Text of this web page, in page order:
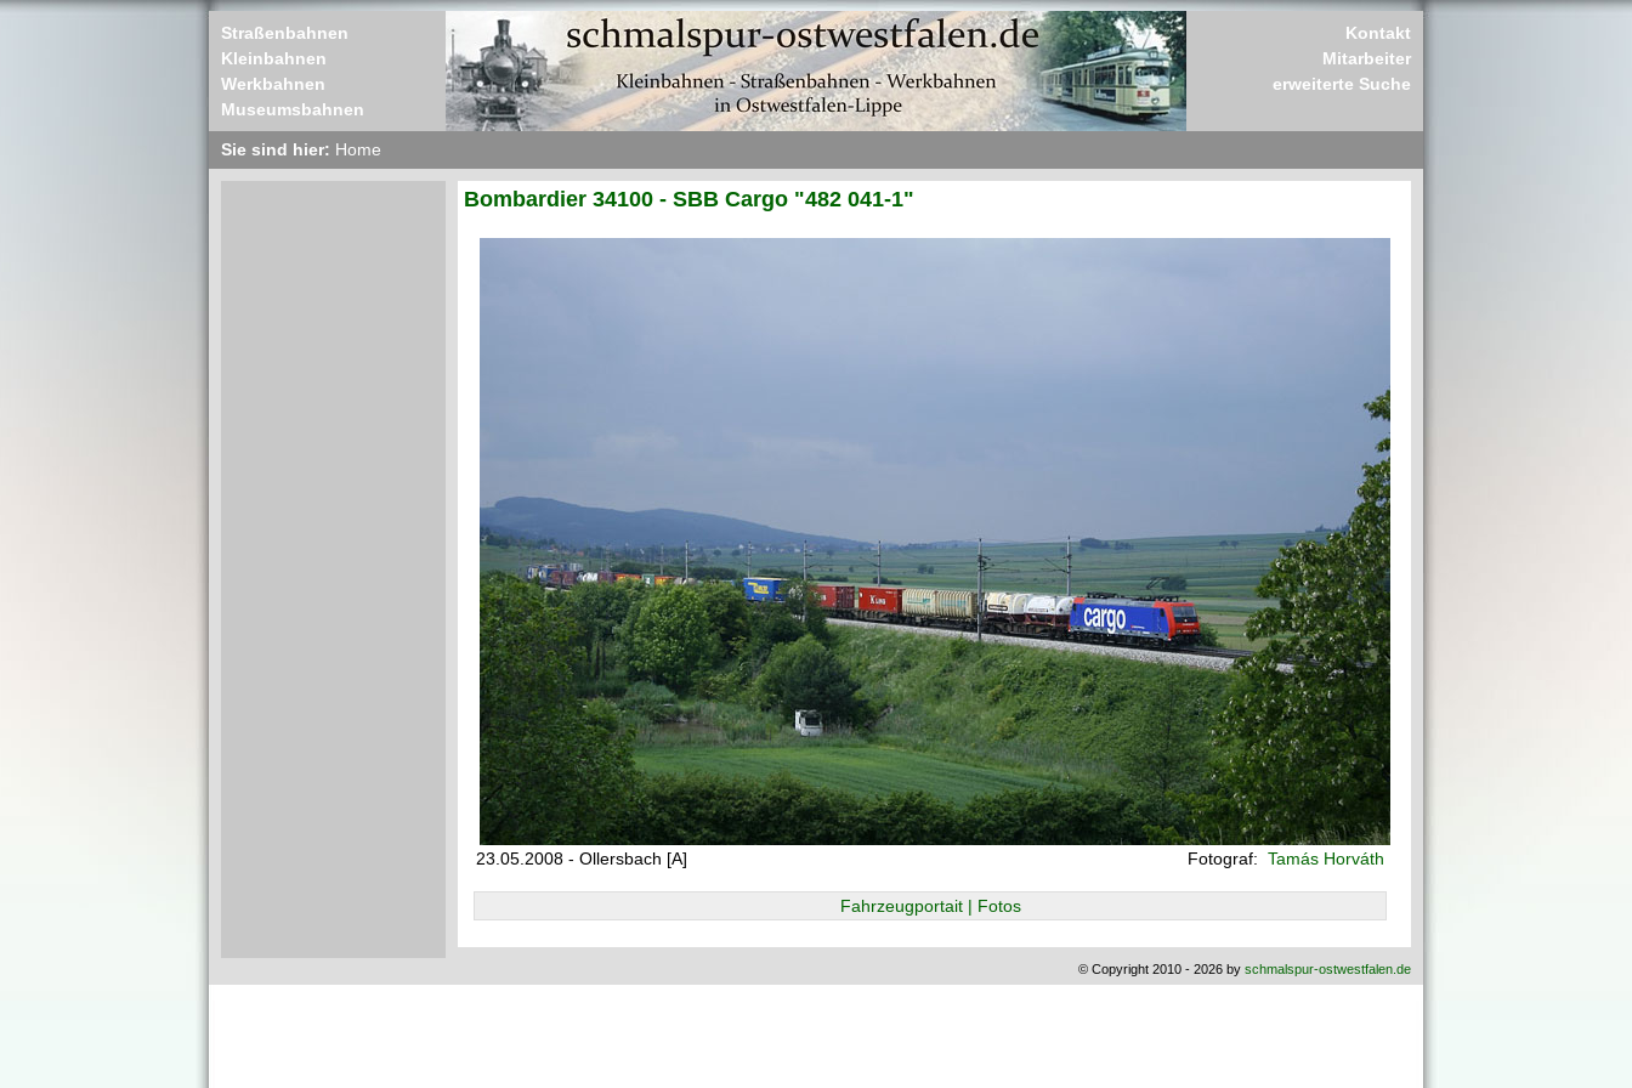
Straßenbahnen
Kleinbahnen
Werkbahnen
Museumsbahnen
Kontakt
Mitarbeiter
erweiterte Suche
Sie sind hier: Home
Bombardier 34100 - SBB Cargo "482 041-1"
23.05.2008 - Ollersbach [A] Fotograf: Tamás Horváth
Fahrzeugportait | Fotos
© Copyright 2010 - 2026 by schmalspur-ostwestfalen.de